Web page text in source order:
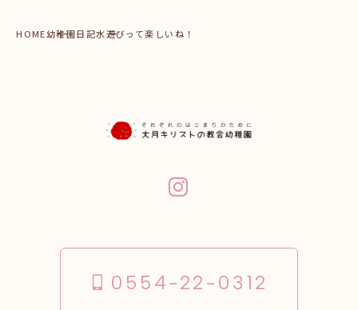
HOME幼稚園日記水遊びって楽しいね！
0554-22-0312